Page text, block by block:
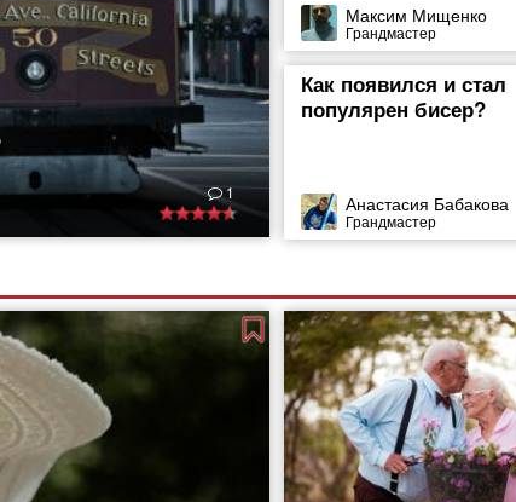
транспорта
же привлёк
этого слова)
в голову пришла
принадлежит
1
Максим Мищенко
Грандмастер
Как появился и стал
популярен бисер?
Анастасия Бабакова
Грандмастер